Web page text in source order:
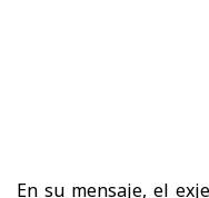
En su mensaje, el